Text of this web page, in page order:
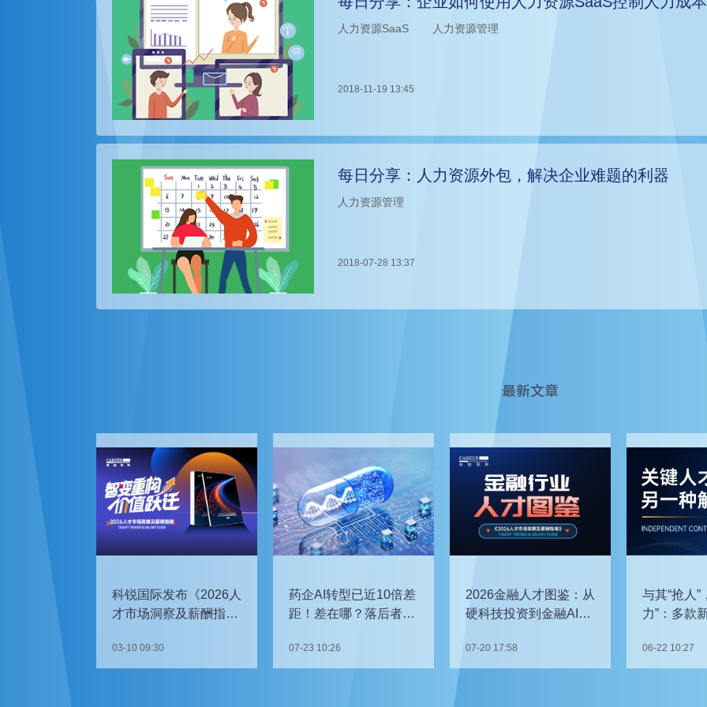
人力资源SaaS 人力资源管理
2018-11-19 13:45
每日分享：人力资源外包，解决企业难题的利器
人力资源管理
2018-07-28 13:37
最新文章
科锐国际发布《2026人
才市场洞察及薪酬指
03-10 09:30
药企AI转型已近10倍差
距！差在哪？落后者该
07-23 10:26
2026金融人才图鉴：从
硬科技投资到金融AI，
单？
07-20 17:58
与其“抢人”
力”：多款
关键人才？
06-22 10:27